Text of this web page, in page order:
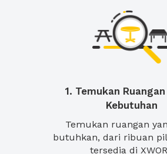
1. Temukan
Kebutuhan
Temukan ruangan
butuhkan, dari ribuan
tersedia di